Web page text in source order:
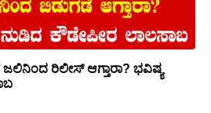
ರಿಲೀಸ್ ಆಗ್ತಾರಾ? ಭವಿಷ್ಯ